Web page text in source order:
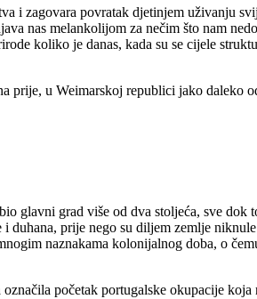
i zagovara povratak djetinjem uživanju
nas melankolijom za nečim što nam
koliko je danas, kada su se cijele
prije, u Weimarskoj republici jako daleko
glavni grad više od dva stoljeća, sve dok
duhana, prije nego su diljem zemlje
naznakama kolonijalnog doba, o
početak portugalske okupacije